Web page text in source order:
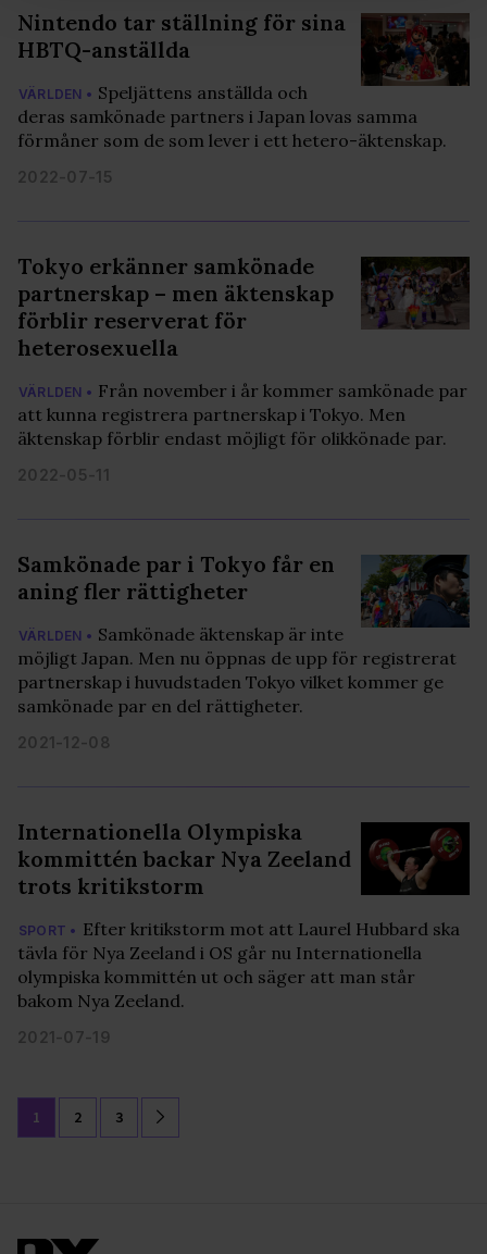
för sociala medier och analysera vår trafik. Vi
vidarebefordrar även sådana identifierare och annan
information från din enhet till de sociala medier och
annons- och analysföretag som vi samarbetar med.
Dessa kan i sin tur kombinera informationen med annan
samlat in när du har använt deras tjänster. Du godkänner
Nintendo tar ställning för sina
HBTQ-anställda
VÄRLDEN • Speljättens anställda och
deras samkönade partners i Japan lovas samma
förmåner som de som lever i ett hetero-äktenskap.
2022-07-15
Tokyo erkänner samkönade
partnerskap – men äktenskap
förblir reserverat för
heterosexuella
VÄRLDEN • Från november i år kommer samkönade par
att kunna registrera partnerskap i Tokyo. Men
äktenskap förblir endast möjligt för olikkönade par.
2022-05-11
Samkönade par i Tokyo får en
aning fler rättigheter
VÄRLDEN • Samkönade äktenskap är inte
möjligt Japan. Men nu öppnas de upp för registrerat
partnerskap i huvudstaden Tokyo vilket kommer ge
samkönade par en del rättigheter.
2021-12-08
Internationella Olympiska
kommittén backar Nya Zeeland
trots kritikstorm
SPORT • Efter kritikstorm mot att Laurel Hubbard ska
tävla för Nya Zeeland i OS går nu Internationella
olympiska kommittén ut och säger att man står
bakom Nya Zeeland.
2021-07-19
1 2 3